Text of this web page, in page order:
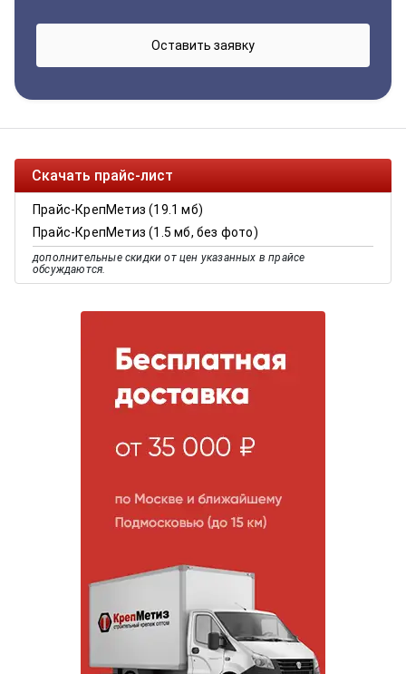
Скачать прайс-лист
Прайс-КрепМетиз (19.1 мб)
Прайс-КрепМетиз (1.5 мб, без фото)
дополнительные скидки от цен указанных в прайсе
обсуждаются.